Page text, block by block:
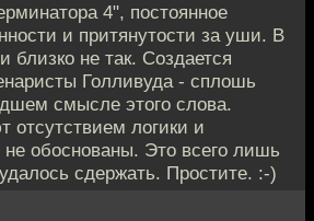
4", постоянное
и притянутости за уши. В
близко не так. Создается
Голливуда - сплошь
смысле этого слова.
отсутствием логики и
не обоснованы. Это всего лишь
сдержать. Простите. :-)